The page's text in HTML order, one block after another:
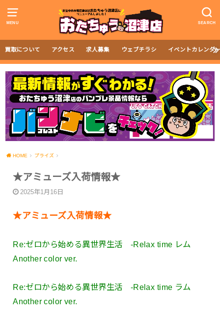
MENU SEARCH
買取について アクセス 求人募集 ウェブチラシ イベントカレンダ
HOME プライズ
★アミューズ入荷情報★
2025年1月16日
★アミューズ入荷情報★
Re:ゼロから始める異世界生活 -Relax time レム
Another color ver.
Re:ゼロから始める異世界生活 -Relax time ラム
Another color ver.